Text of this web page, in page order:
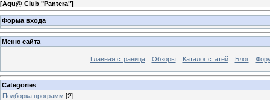
[Aqu@ Club "Pantera"]
Форма входа
Меню сайта
Главная страница Обзоры Каталог статей Блог
Categories
Подборка программ [2]